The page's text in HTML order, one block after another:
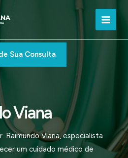
Main
Sua Consulta
Viana
Raimundo Viana, especialista
um cuidado médico de